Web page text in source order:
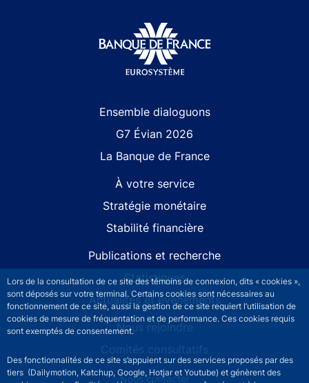
Lors de la consultation de ce site des témoins de connexion, dits « cookies »,
sont déposés sur votre terminal. Certains cookies sont nécessaires au
fonctionnement de ce site, aussi la gestion de ce site requiert l’utilisation de
cookies de mesure de fréquentation et de performance. Ces cookies requis
sont exemptés de consentement.
Des fonctionnalités de ce site s’appuient sur des services proposés par des
tiers (Dailymotion, Katchup, Google, Hotjar et Youtube) et génèrent des
Ensemble dialoguons
G7 Évian 2026
La Banque de France
À votre service
Stratégie monétaire
Stabilité financière
Publications et recherche
Statistiques
Actualités et événements
Nous rejoindre
Comités consultatifs
Footer secondary menuNous contacter